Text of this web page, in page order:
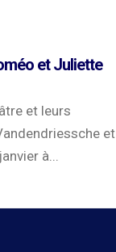
et Juliette
et leurs
et
à...